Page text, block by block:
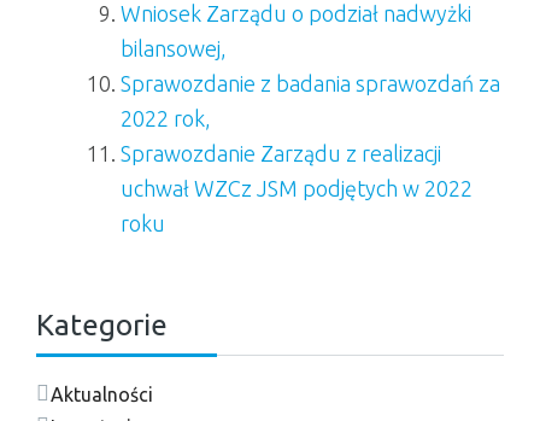
Wniosek Zarządu o podział nadwyżki
bilansowej,
Sprawozdanie z badania sprawozdań za
2022 rok,
Sprawozdanie Zarządu z realizacji
uchwał WZCz JSM podjętych w 2022
roku
Kategorie
Aktualności